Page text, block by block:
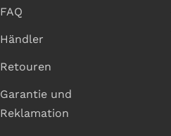
FAQ
Händler
Retouren
Garantie und
Reklamation